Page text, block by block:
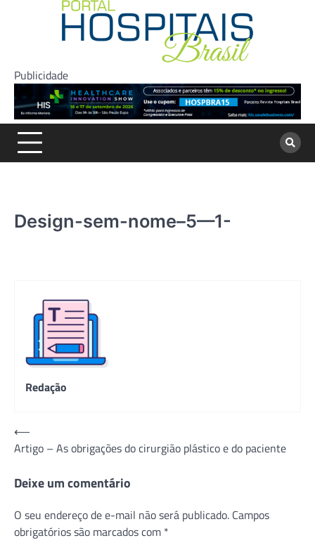
Publicidade
Design-sem-nome–5—1-
Redação
Navegação
de
Post
⟵
Artigo – As obrigações do cirurgião plástico e do paciente
Deixe um comentário
O seu endereço de e-mail não será publicado. Campos
obrigatórios são marcados com *